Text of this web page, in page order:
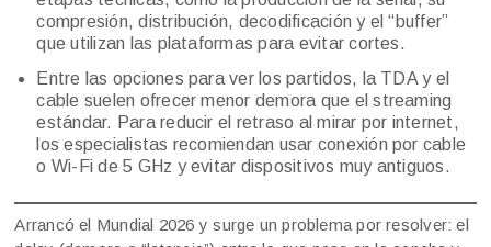
compresión, distribución, decodificación y el “buffer”
que utilizan las plataformas para evitar cortes.
Entre las opciones para ver los partidos, la TDA y el
cable suelen ofrecer menor demora que el streaming
estándar. Para reducir el retraso al mirar por internet,
los especialistas recomiendan usar conexión por cable
o Wi-Fi de 5 GHz y evitar dispositivos muy antiguos.
Arrancó el Mundial 2026 y surge un problema por resolver: el